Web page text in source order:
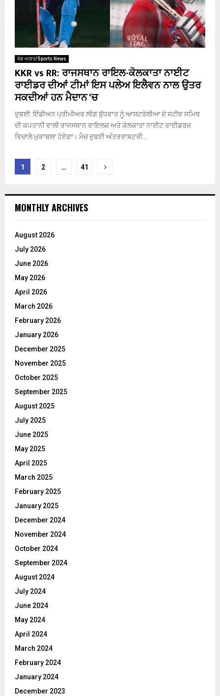
ਖੇਡ-ਜਗਤ/Sports News
KKR vs RR: ਰਾਜਸਥਾਨ ਰਾਇਲ-ਕੋਲਕਾਤਾ ਨਾਈਟ
ਰਾਈਡਰ ਦੀਆਂ ਟੀਮਾਂ ਇਸ ਪਲੇਅ ਇਲੈਵਨ ਨਾਲ ਉਤਰ
ਸਕਦੀਆਂ ਹਨ ਮੈਦਾਨ ‘ਚ
ਦੁਬਈ: ਇੰਡੀਅਨ ਪ੍ਰੀਮੀਅਰ ਲੀਗ ਬੁੱਧਵਾਰ ਨੂੰ ਆਸਟਰੇਲੀਆ ਦੇ ਸਟੀਵ ਸਮਿਥ
ਦੀ ਕਪਤਾਨੀ ਵਾਲੀ ਰਾਜਸਥਾਨ ਰਾਇਲਜ਼ ਅਤੇ ਕੋਲਕਾਤਾ ਨਾਈਟ ਰਾਈਡਰਜ਼
ਵਿਚਾਲੇ ਮੁਕਾਬਲਾ ਹੋਏਗਾ। ਮੈਚ ਦੁਬਈ ਅੰਤਰਰਾਸ਼ਟਰੀ...
Posts
1 2 … 41
MONTHLY ARCHIVES
August 2026
July 2026
June 2026
May 2026
April 2026
March 2026
February 2026
January 2026
December 2025
November 2025
October 2025
September 2025
August 2025
July 2025
June 2025
May 2025
April 2025
March 2025
February 2025
January 2025
December 2024
November 2024
October 2024
September 2024
August 2024
July 2024
June 2024
May 2024
April 2024
March 2024
February 2024
January 2024
December 2023